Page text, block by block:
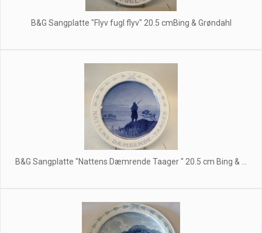
B&G Sangplatte "Flyv fugl flyv" 20.5 cmBing & Grøndahl
B&G Sangplatte "Nattens Dæmrende Taager " 20.5 cm Bing & ...